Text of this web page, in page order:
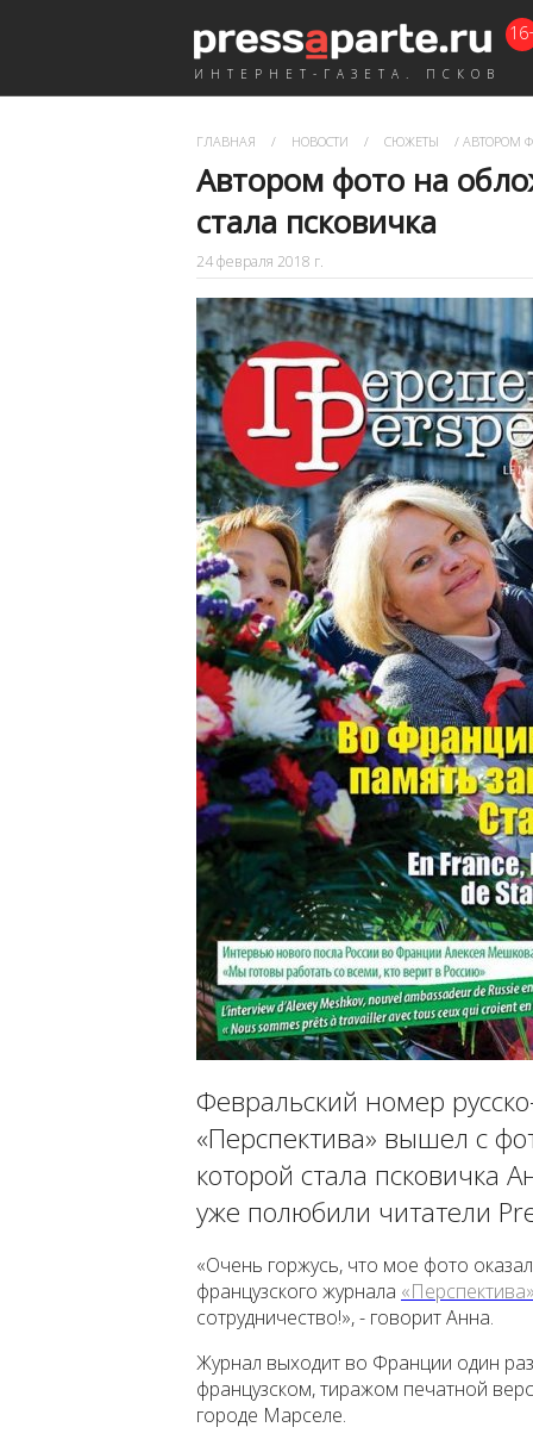
ИНТЕРНЕТ-ГАЗЕТА. ПСКОВ
ГЛАВНАЯ / НОВОСТИ / СЮЖЕТЫ / АВТОРОМ
Автором фото на
стала псковичка
24 февраля 2018 г.
Февральский номер
«Перспектива» вышел с
которой стала
уже полюбили читатели
«Очень горжусь, что мое фото
французского журнала
сотрудничество!», - говорит Анна.
Журнал выходит во Франции один
французском, тиражом печатной
городе Марселе.